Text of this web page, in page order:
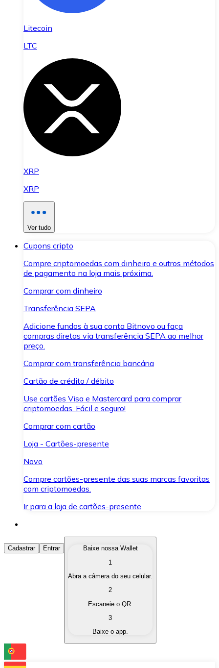
Litecoin
LTC
XRP
XRP
Ver tudo
Cupons cripto
Compre criptomoedas com dinheiro e outros métodos
de pagamento na loja mais próxima.
Comprar com dinheiro
Transferência SEPA
Adicione fundos à sua conta Bitnovo ou faça
compras diretas via transferência SEPA ao melhor
preço.
Comprar com transferência bancária
Cartão de crédito / débito
Use cartões Visa e Mastercard para comprar
criptomoedas. Fácil e seguro!
Comprar com cartão
Loja - Cartões-presente
Novo
Compre cartões-presente das suas marcas favoritas
com criptomoedas.
Ir para a loja de cartões-presente
Comprar Criptomoedas
Compre as criptomoedas de seu interesse de forma
Converta suas criptomoedas em moeda fiduciária
Troque uma criptomoeda por outra
Cadastrar Entrar
Baixe nossa Wallet
1
Abra a câmera do seu celular.
2
Escaneie o QR.
3
Baixe o app.